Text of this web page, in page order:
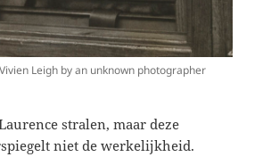
Leigh by an unknown photographer
stralen, maar deze
niet de werkelijkheid.